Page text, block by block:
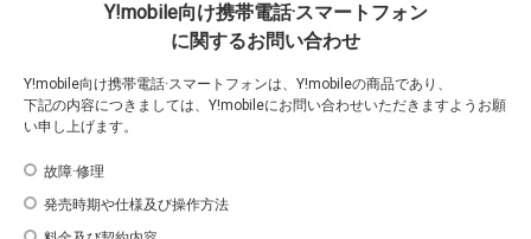
Y!mobile向け携帯電話·スマートフォン
に関するお問い合わせ
Y!mobile向け携帯電話·スマートフォンは、Y!mobileの商品であり、
下記の内容につきましては、Y!mobileにお問い合わせいただきますようお願
い申し上げます。
故障·修理
発売時期や仕様及び操作方法